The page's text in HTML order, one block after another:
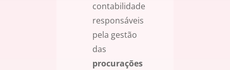
contabilidade
responsáveis
pela gestão
das
procurações